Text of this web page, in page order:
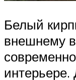
Белый
внешнему
интерьере.